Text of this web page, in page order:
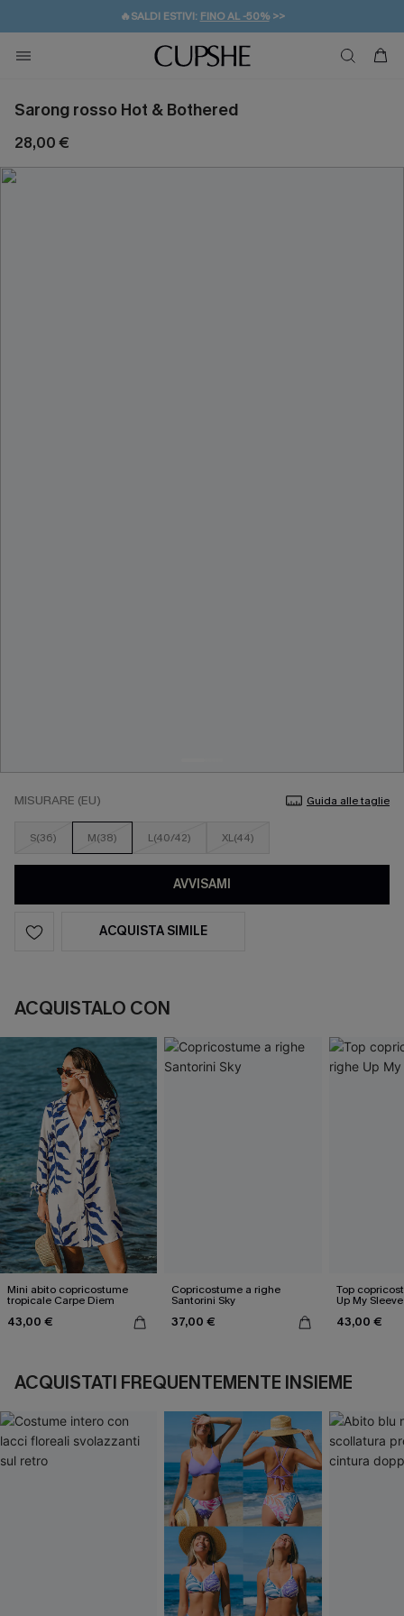
🔥SALDI ESTIVI: FINO AL -50%>>
🚚SPEDIZIONE GRATUITA DA 49€
💌REGALO PER I NUOVI: 20% DI SCONTO*
Sarong rosso Hot & Bothered
28,00 €
MISURARE (EU) Guida alle taglie
S(36) M(38) L(40/42) XL(44)
AVVISAMI
ACQUISTA SIMILE
ACQUISTALO CON
Mini abito copricostume
tropicale Carpe Diem
43,00 €
Copricostume a righe
Santorini Sky
37,00 €
Top
Up My Sleeve
43,00 €
ACQUISTATI FREQUENTEMENTE INSIEME